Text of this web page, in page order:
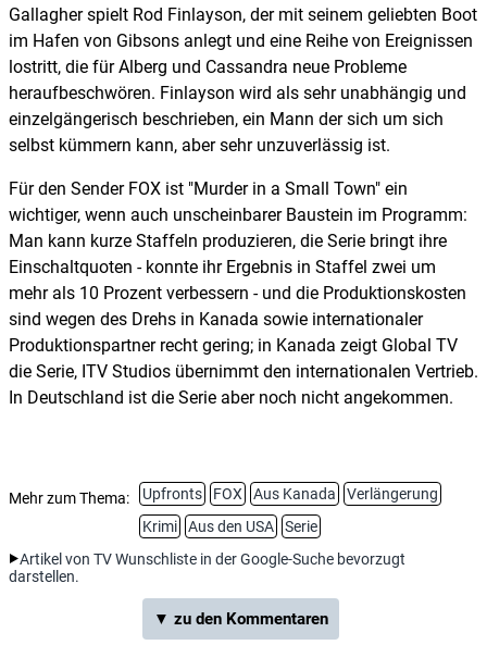
Gallagher spielt Rod Finlayson, der mit seinem geliebten Boot
im Hafen von Gibsons anlegt und eine Reihe von Ereignissen
lostritt, die für Alberg und Cassandra neue Probleme
heraufbeschwören. Finlayson wird als sehr unabhängig und
einzelgängerisch beschrieben, ein Mann der sich um sich
selbst kümmern kann, aber sehr unzuverlässig ist.
Für den Sender FOX ist "Murder in a Small Town" ein
wichtiger, wenn auch unscheinbarer Baustein im Programm:
Man kann kurze Staffeln produzieren, die Serie bringt ihre
Einschaltquoten - konnte ihr Ergebnis in Staffel zwei um
mehr als 10 Prozent verbessern - und die Produktionskosten
sind wegen des Drehs in Kanada sowie internationaler
Produktionspartner recht gering; in Kanada zeigt Global TV
die Serie, ITV Studios übernimmt den internationalen Vertrieb.
In Deutschland ist die Serie aber noch nicht angekommen.
Mehr zum Thema: Upfronts FOX Aus Kanada
Verlängerung
Krimi
Aus den USA
Serie
Artikel von TV Wunschliste in der Google-Suche bevorzugt
darstellen.
▼ zu den Kommentaren